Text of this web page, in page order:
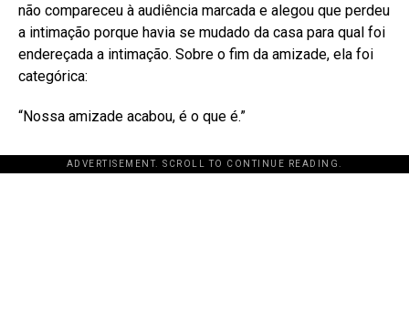
não compareceu à audiência marcada e alegou que perdeu
a intimação porque havia se mudado da casa para qual foi
endereçada a intimação. Sobre o fim da amizade, ela foi
categórica:
“Nossa amizade acabou, é o que é.”
ADVERTISEMENT. SCROLL TO CONTINUE READING.